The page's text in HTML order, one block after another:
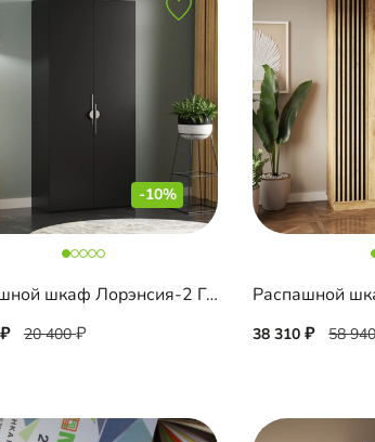
-10%
Распашной шкаф Лорэнсия-2 Графит
20 400
Распашной
38 310 58